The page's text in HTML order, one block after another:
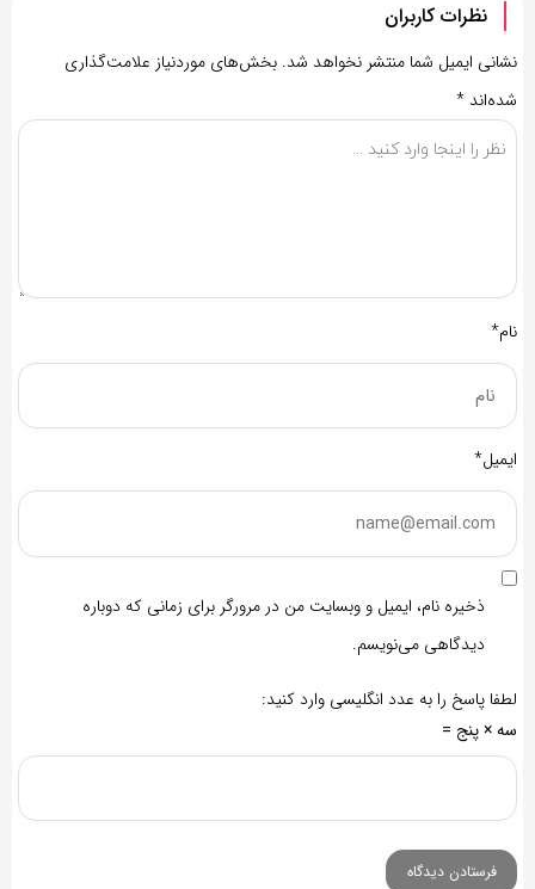
نظرات کاربران
نشانی ایمیل شما منتشر نخواهد شد. بخش‌های موردنیاز علامت‌گذاری
شده‌اند *
نام*
ایمیل*
ذخیره نام، ایمیل و وبسایت من در مرورگر برای زمانی که دوباره
دیدگاهی می‌نویسم.
لطفا پاسخ را به عدد انگلیسی وارد کنید:
سه × پنج =